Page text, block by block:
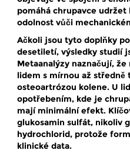
pomáhá chrupavce udržet
odolnost vůči
Ačkoli jsou tyto doplňky
desetiletí, výsledky studií
Metaanalýzy naznačují,
lidem s mírnou až středně
osteoartrózou kolene. U
opotřebením, kde je
mají minimální efekt.
glukosamin sulfát, nikoliv
hydrochlorid, protože
klinické data.